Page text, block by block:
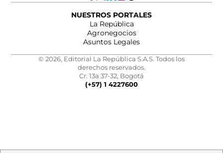
NUESTROS PORTALES
La República
Agronegocios
Asuntos Legales
© 2026, Editorial La República S.A.S. Todos los
derechos reservados.
Cr. 13a 37-32, Bogotá
(+57) 1 4227600